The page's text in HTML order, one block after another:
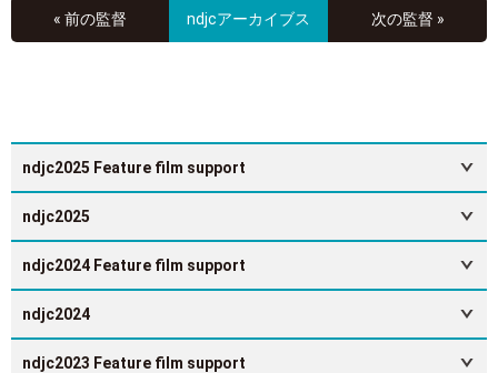
« 前の監督 ndjcアーカイブス 次の監督 »
ndjc2025 Feature film support
ndjc2025
ndjc2024 Feature film support
ndjc2024
ndjc2023 Feature film support